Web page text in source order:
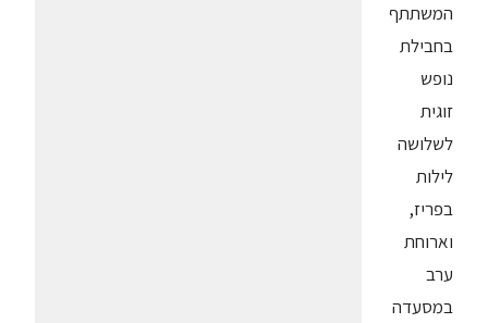
המשתתף
בחבילת
נופש
זוגית
לשלושה
לילות
בפריז,
וארוחת
ערב
במסעדה